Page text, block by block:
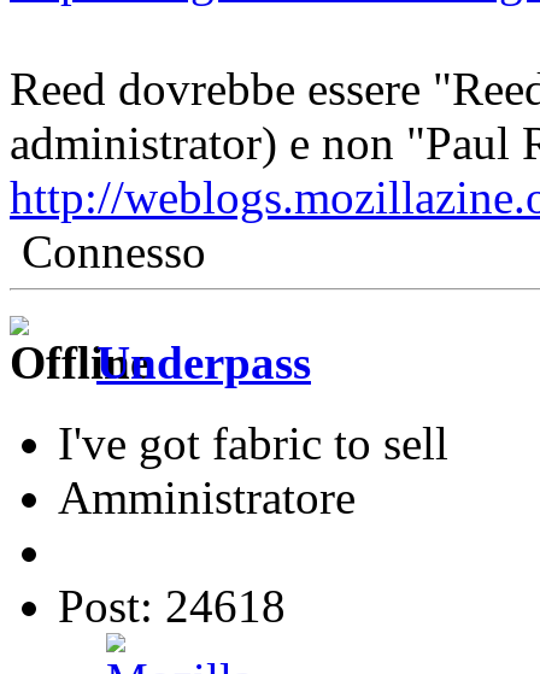
Reed dovrebbe essere
administrator) e non "Paul
http://
Connesso
Underpass
I've got fabric to sell
Amministratore
Post: 24618